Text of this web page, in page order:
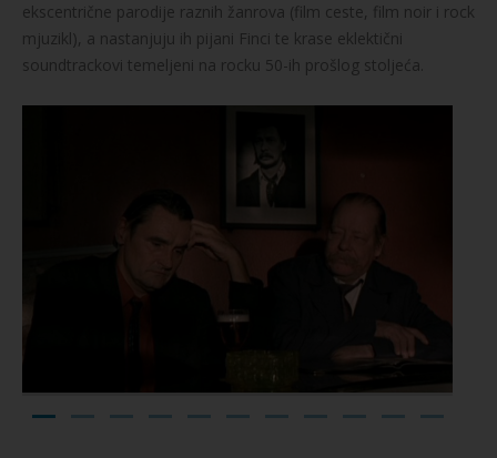
ekscentrične parodije raznih žanrova (film ceste, film noir i rock
mjuzikl), a nastanjuju ih pijani Finci te krase eklektični
soundtrackovi temeljeni na rocku 50-ih prošlog stoljeća.